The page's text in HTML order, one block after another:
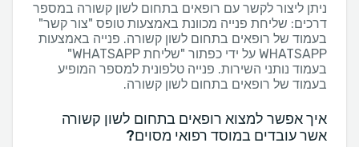
ניתן ליצור לקשר עם רופאים בתחום לשון קשורה במספר
דרכים: שליחת פנייה מכוונת באמצעות טופס "צור קשר"
בעמוד של רופאים בתחום לשון קשורה. פנייה באמצעות
WHATSAPP על ידי כפתור "שליחת WHATSAPP"
בעמוד נותני השירות. פנייה טלפונית למספר המופיע
בעמוד של רופאים בתחום לשון קשורה.
איך אפשר למצוא רופאים בתחום לשון קשורה
אשר עובדים במוסד רפואי מסוים?